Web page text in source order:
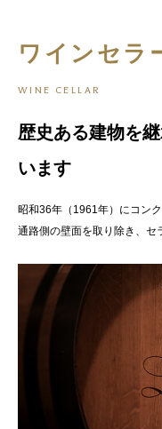
ワインセラ
WINE CELLAR
歴史ある建物を
います
昭和36年（1961年）にコン
通路側の壁面を取り除き、セ